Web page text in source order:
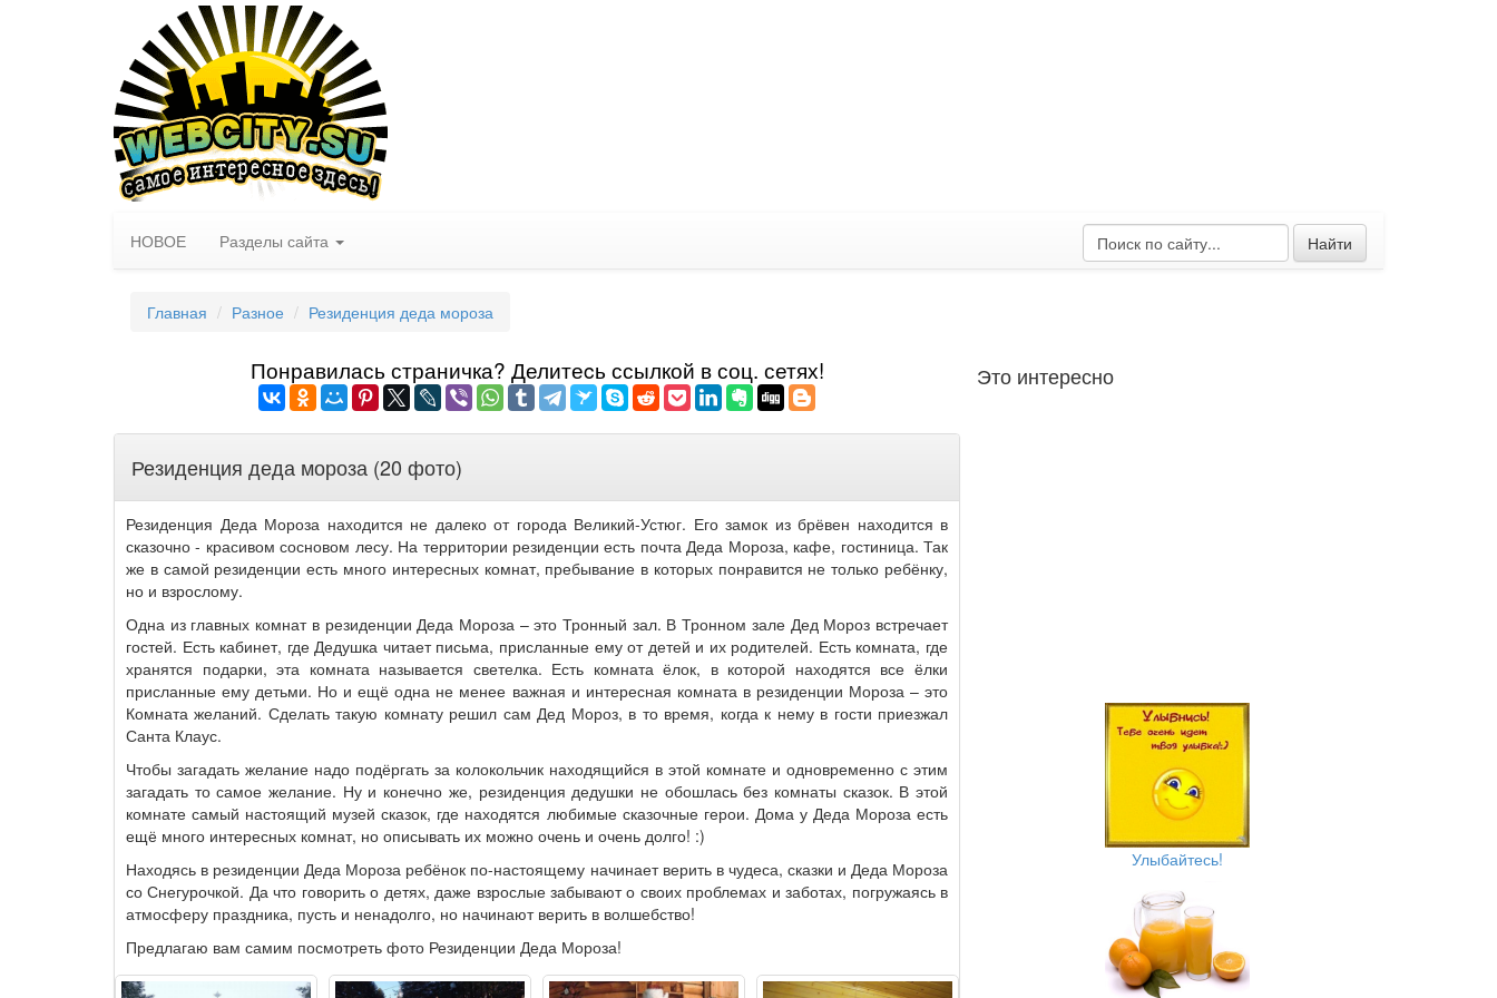
НОВОЕ Разделы сайта Найти
Главная Разное Резиденция деда мороза
Понравилась страничка? Делитеcь ссылкой в соц. сетях!
Резиденция деда мороза (20 фото)
Резиденция Деда Мороза находится не далеко от города Великий-Устюг. Его замок из брёвен находится в
сказочно - красивом сосновом лесу. На территории резиденции есть почта Деда Мороза, кафе, гостиница. Так
же в самой резиденции есть много интересных комнат, пребывание в которых понравится не только ребёнку,
но и взрослому.
Одна из главных комнат в резиденции Деда Мороза – это Тронный зал. В Тронном зале Дед Мороз встречает
гостей. Есть кабинет, где Дедушка читает письма, присланные ему от детей и их родителей. Есть комната, где
хранятся подарки, эта комната называется светелка. Есть комната ёлок, в которой находятся все ёлки
присланные ему детьми. Но и ещё одна не менее важная и интересная комната в резиденции Мороза – это
Комната желаний. Сделать такую комнату решил сам Дед Мороз, в то время, когда к нему в гости приезжал
Санта Клаус.
Чтобы загадать желание надо подёргать за колокольчик находящийся в этой комнате и одновременно с этим
загадать то самое желание. Ну и конечно же, резиденция дедушки не обошлась без комнаты сказок. В этой
комнате самый настоящий музей сказок, где находятся любимые сказочные герои. Дома у Деда Мороза есть
ещё много интересных комнат, но описывать их можно очень и очень долго! :)
Находясь в резиденции Деда Мороза ребёнок по-настоящему начинает верить в чудеса, сказки и Деда Мороза
со Снегурочкой. Да что говорить о детях, даже взрослые забывают о своих проблемах и заботах, погружаясь в
атмосферу праздника, пусть и ненадолго, но начинают верить в волшебство!
Предлагаю вам самим посмотреть фото Резиденции Деда Мороза!
Это интересно
Улыбайтесь!